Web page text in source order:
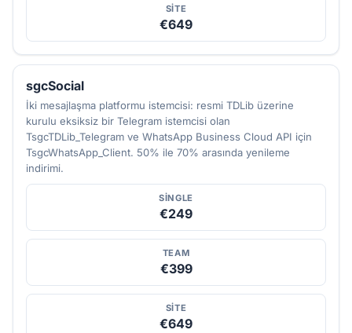
SITE
€649
sgcSocial
İki mesajlaşma platformu istemcisi: resmi TDLib üzerine
kurulu eksiksiz bir Telegram istemcisi olan
TsgcTDLib_Telegram ve WhatsApp Business Cloud API için
TsgcWhatsApp_Client. 50% ile 70% arasında yenileme
indirimi.
SINGLE
€249
TEAM
€399
SITE
€649